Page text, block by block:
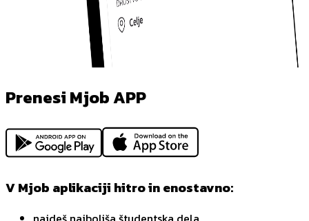
Prenesi Mjob APP
V Mjob aplikaciji hitro in enostavno: